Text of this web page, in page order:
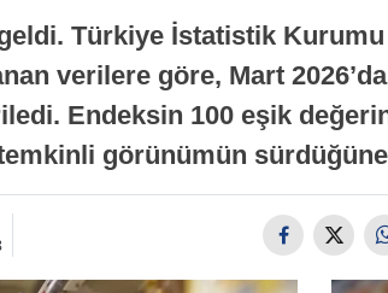
Türkiye İstatistik
verilere göre, Mart
Endeksin 100 eşik
görünümün